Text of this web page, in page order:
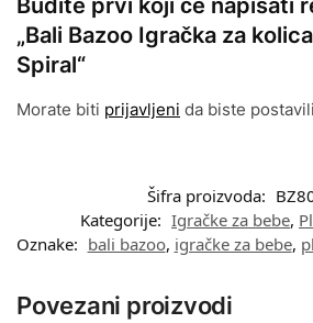
Budite prvi koji će napisati
„Bali Bazoo Igračka za
Spiral“
Morate biti prijavljeni da biste
Šifra proizvoda:
Kategorije: Igračke za bebe,
Oznake: bali bazoo, igračke za bebe,
Povezani proizvodi